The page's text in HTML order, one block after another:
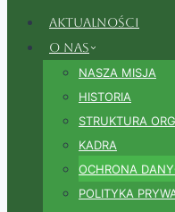
Aktualności
O nas
NASZA MISJA
HISTORIA
STRUKTURA
KADRA
OCHRONA
POLITYKA